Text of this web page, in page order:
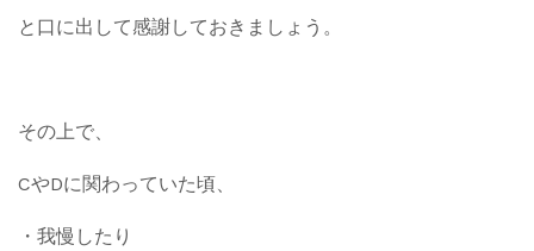
と口に出して感謝しておきましょう。
その上で、
CやDに関わっていた頃、
・我慢したり